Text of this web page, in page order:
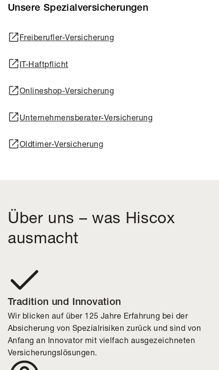
Unsere Spezialversicherungen
Freiberufler-Versicherung
IT-Haftpflicht
Onlineshop-Versicherung
Unternehmensberater-Versicherung
Oldtimer-Versicherung
Über uns – was Hiscox
ausmacht
Tradition und Innovation
Wir blicken auf über 125 Jahre Erfahrung bei der
Absicherung von Spezialrisiken zurück und sind von
Anfang an Innovator mit vielfach ausgezeichneten
Versicherungslösungen.